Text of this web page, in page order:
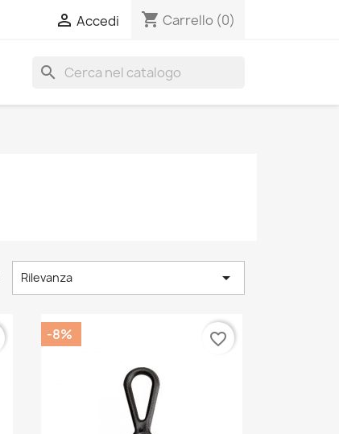
 Accedi shopping_cart Carrello (0)
search
Rilevanza 
-8% favorite_border